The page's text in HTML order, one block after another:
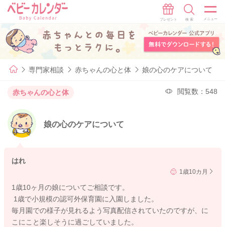
専門家相談 赤ちゃんの心と体 娘の心のケアについて
赤ちゃんの心と体 閲覧数：548
娘の心のケアについて
はれ
1歳10カ月
1歳10ヶ月の娘についてご相談です。
1歳で小規模の認可外保育園に入園しました。
毎月園での様子が見れるよう写真配信されていたのですが、に
こにこと楽しそうに過ごしていました。